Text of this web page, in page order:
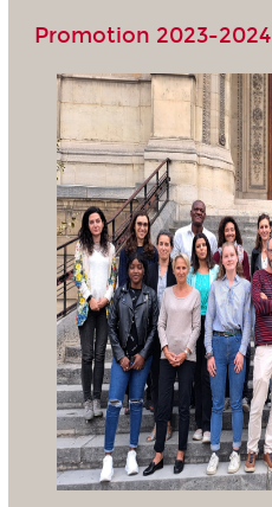
Promotion 2023-2024